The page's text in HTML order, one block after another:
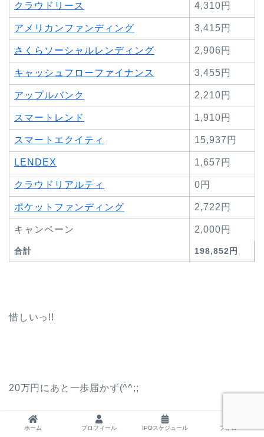
クラウドリース 4,310円
アメリカンファンディング 3,415円
さくらソーシャルレンディング 2,906円
キャッシュフローファイナンス 3,455円
アップルバンク 2,210円
スマートレンド 1,910円
スマートエクイティ 15,937円
LENDEX 1,657円
クラウドリアルティ 0円
ポケットファンディング 2,722円
キャンペーン 2,000円
合計 198,852円
惜しいっ!!
20万円にあと一歩届かず(^^;;
ホーム プロフィール IPOスケジュール フォロー